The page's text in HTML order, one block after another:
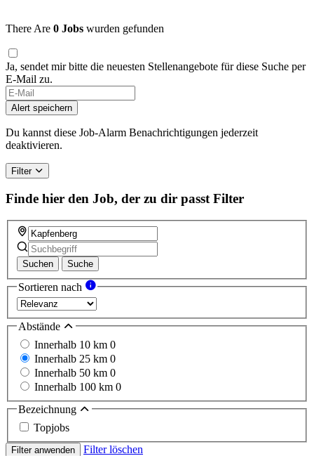
There Are 0 Jobs wurden gefunden
Ja, sendet mir bitte die neuesten Stellenangebote für diese Suche per
E-Mail zu.
Alert speichern
Du kannst diese Job-Alarm Benachrichtigungen jederzeit
deaktivieren.
Filter
Finde hier den Job, der zu dir passt Filter
Suchen Suche
Sortieren nach
Abstände
Innerhalb 10 km 0
Innerhalb 25 km 0
Innerhalb 50 km 0
Innerhalb 100 km 0
Bezeichnung
Topjobs
Filter anwenden
Filter löschen